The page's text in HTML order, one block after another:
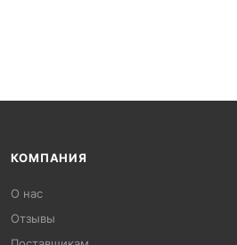
КОМПАНИЯ
О нас
Отзывы